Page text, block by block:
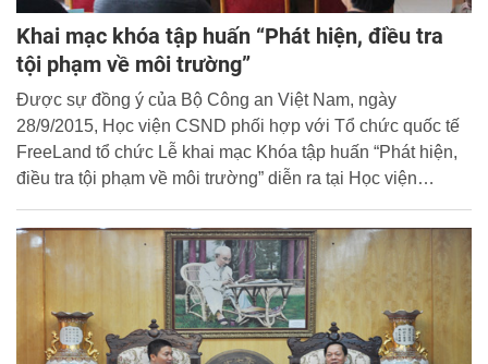
Khai mạc khóa tập huấn “Phát hiện, điều tra
tội phạm về môi trường”
Được sự đồng ý của Bộ Công an Việt Nam, ngày
28/9/2015, Học viện CSND phối hợp với Tổ chức quốc tế
FreeLand tổ chức Lễ khai mạc Khóa tập huấn “Phát hiện,
điều tra tội phạm về môi trường” diễn ra tại Học viện